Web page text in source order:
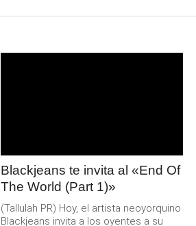
Blackjeans te invita al «End Of
The World (Part 1)»
(Tallulah PR) Hoy, el artista neoyorquino
Blackjeans invita a los oyentes a su